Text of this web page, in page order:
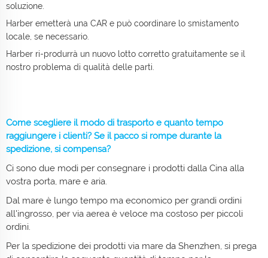
soluzione.
Harber emetterà una CAR e può coordinare lo smistamento
locale, se necessario.
Harber ri-produrrà un nuovo lotto corretto gratuitamente se il
nostro problema di qualità delle parti.
Come scegliere il modo di trasporto e quanto tempo
raggiungere i clienti? Se il pacco si rompe durante la
spedizione, si compensa?
Ci sono due modi per consegnare i prodotti dalla Cina alla
vostra porta, mare e aria.
Dal mare è lungo tempo ma economico per grandi ordini
all'ingrosso, per via aerea è veloce ma costoso per piccoli
ordini.
Per la spedizione dei prodotti via mare da Shenzhen, si prega